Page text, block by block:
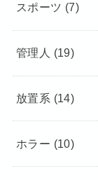
スポーツ (7)
管理人 (19)
放置系 (14)
ホラー (10)